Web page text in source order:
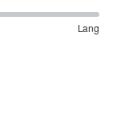
Lang